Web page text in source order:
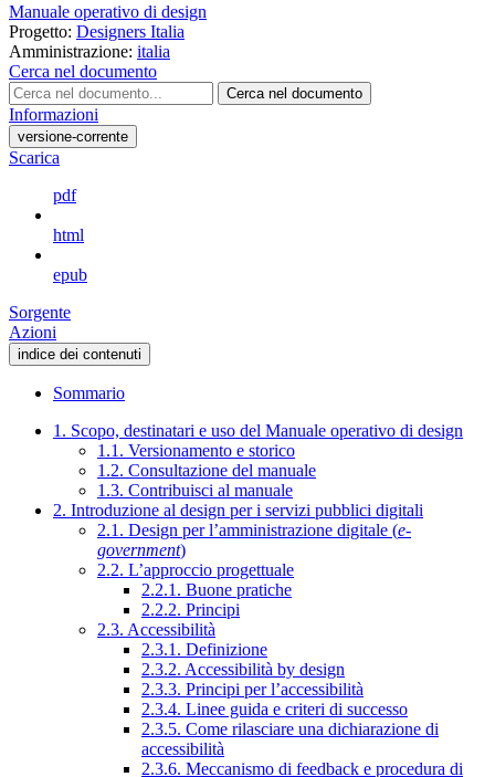
Manuale operativo di design
Progetto: Designers Italia
Amministrazione: italia
Cerca nel documento
Cerca nel documento
Informazioni
versione-corrente
Scarica
pdf
html
epub
Sorgente
Azioni
indice dei contenuti
Sommario
1. Scopo, destinatari e uso del Manuale operativo di design
1.1. Versionamento e storico
1.2. Consultazione del manuale
1.3. Contribuisci al manuale
2. Introduzione al design per i servizi pubblici digitali
2.1. Design per l’amministrazione digitale (e-
government)
2.2. L’approccio progettuale
2.2.1. Buone pratiche
2.2.2. Principi
2.3. Accessibilità
2.3.1. Definizione
2.3.2. Accessibilità by design
2.3.3. Principi per l’accessibilità
2.3.4. Linee guida e criteri di successo
2.3.5. Come rilasciare una dichiarazione di
accessibilità
2.3.6. Meccanismo di feedback e procedura di